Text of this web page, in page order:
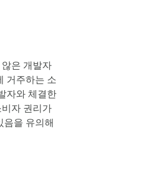
은 개발자
거주하는 소
자와 체결한
자 권리가
음을 유의해